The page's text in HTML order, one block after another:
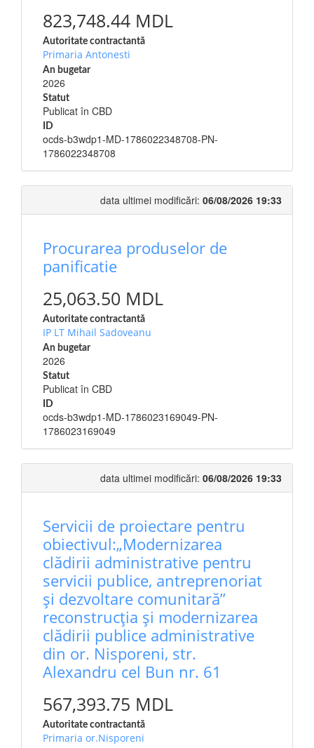
823,748.44 MDL
Autoritate contractantă
Primaria Antonesti
An bugetar
2026
Statut
Publicat în CBD
ID
ocds-b3wdp1-MD-1786022348708-PN-
1786022348708
data ultimei modificări: 06/08/2026 19:33
Procurarea produselor de
panificatie
25,063.50 MDL
Autoritate contractantă
IP LT Mihail Sadoveanu
An bugetar
2026
Statut
Publicat în CBD
ID
ocds-b3wdp1-MD-1786023169049-PN-
1786023169049
data ultimei modificări: 06/08/2026 19:33
Servicii de proiectare pentru
obiectivul:„Modernizarea
clădirii administrative pentru
servicii publice, antreprenoriat
și dezvoltare comunitară”
reconstrucția și modernizarea
clădirii publice administrative
din or. Nisporeni, str.
Alexandru cel Bun nr. 61
567,393.75 MDL
Autoritate contractantă
Primaria or.Nisporeni